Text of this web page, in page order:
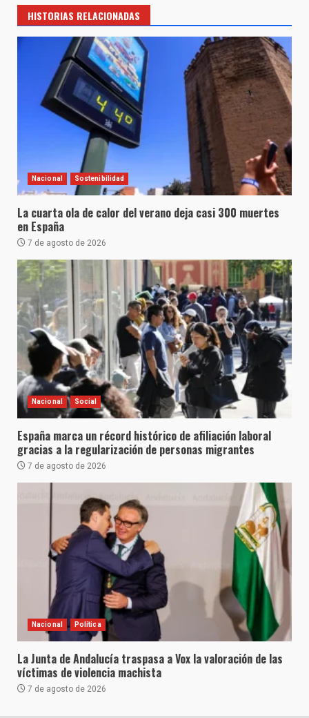
HISTORIAS RELACIONADAS
Nacional Sostenibilidad
La cuarta ola de calor del verano deja casi 300 muertes
en España
7 de agosto de 2026
Nacional Social
España marca un récord histórico de afiliación laboral
gracias a la regularización de personas migrantes
7 de agosto de 2026
Nacional Política
La Junta de Andalucía traspasa a Vox la valoración de las
víctimas de violencia machista
7 de agosto de 2026